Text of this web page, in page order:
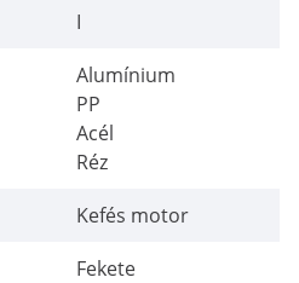
I
Alumínium
PP
Acél
Réz
Kefés motor
Fekete